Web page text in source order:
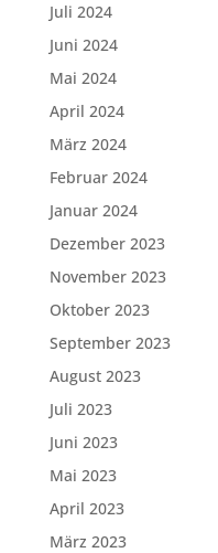
Juli 2024
Juni 2024
Mai 2024
April 2024
März 2024
Februar 2024
Januar 2024
Dezember 2023
November 2023
Oktober 2023
September 2023
August 2023
Juli 2023
Juni 2023
Mai 2023
April 2023
März 2023